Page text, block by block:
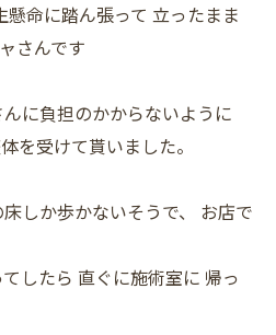
命に踏ん張って 立ったまま
さんです
に負担のかからないように
を受けて貰いました。
しか歩かないそうで、 お店で
したら 直ぐに施術室に 帰っ